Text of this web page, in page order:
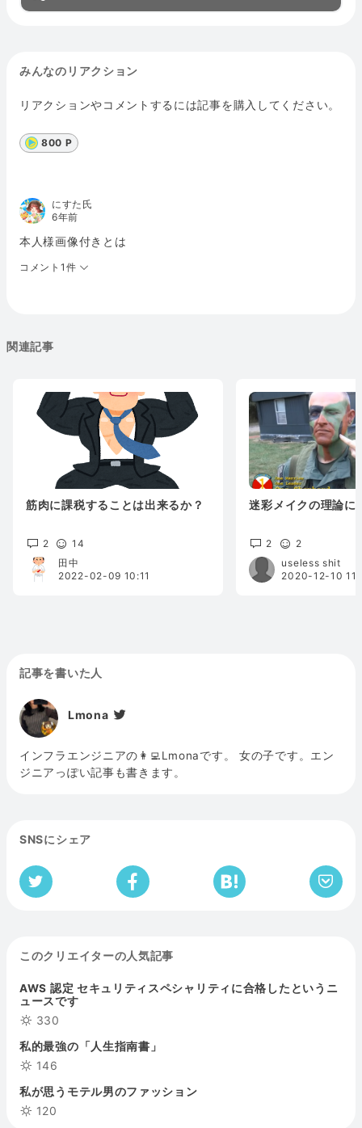
みんなのリアクション
リアクションやコメントするには記事を購入してください。
800 P
にすた氏
6年前
本人様画像付きとは
コメント1件
関連記事
筋肉に課税することは出来るか？
2
14
田中
2022-02-09 10:11
迷彩メイクの理論に
2
2
useless shit
2020-12-10
記事を書いた人
Lmona
インフラエンジニアの👩‍💻Lmonaです。 女の子です。エン
ジニアっぽい記事も書きます。
SNSにシェア
このクリエイターの人気記事
AWS 認定 セキュリティスペシャリティに合格したというニ
ュースです
330
私的最強の「人生指南書」
146
私が思うモテル男のファッション
120